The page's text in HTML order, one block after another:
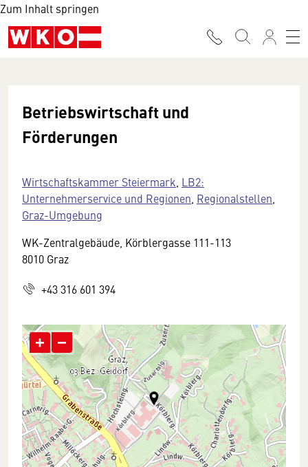
Zum Inhalt springen
+ −
Betriebswirtschaft und
Förderungen
Wirtschaftskammer Steiermark LB2:
Unternehmerservice und Regionen Regionalstellen
Graz-Umgebung
WK-Zentralgebäude, Körblergasse 111-113
8010 Graz
+43 316 601 394